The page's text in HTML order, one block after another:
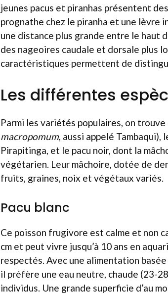
jeunes pacus et piranhas présentent
prognathe chez le piranha et une lèvre
une distance plus grande entre le haut
des nageoires caudale et dorsale plus
caractéristiques permettent de
Les différentes
Parmi les variétés populaires, on trouve
macropomum, aussi appelé Tambaqui),
Pirapitinga, et le pacu noir, dont la
végétarien. Leur mâchoire, dotée de
fruits, graines, noix et végétaux variés.
Pacu blanc
Ce poisson frugivore est calme et non
cm et peut vivre jusqu’à 10 ans en
respectés. Avec une alimentation
il préfère une eau neutre, chaude (23-
individus. Une grande superficie d’au